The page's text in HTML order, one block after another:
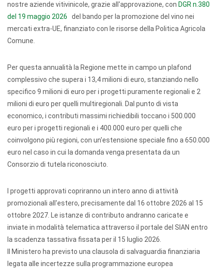
nostre aziende vitivinicole, grazie all'approvazione, con DGR n.380
del 19 maggio 2026
del bando per la promozione del vino nei
mercati extra-UE, finanziato con le risorse della Politica Agricola
Comune.
Per questa annualità la Regione mette in campo un plafond
complessivo che supera i 13,4 milioni di euro, stanziando nello
specifico 9 milioni di euro per i progetti puramente regionali e 2
milioni di euro per quelli multiregionali. Dal punto di vista
economico, i contributi massimi richiedibili toccano i 500.000
euro per i progetti regionali e i 400.000 euro per quelli che
coinvolgono più regioni, con un'estensione speciale fino a 650.000
euro nel caso in cui la domanda venga presentata da un
Consorzio di tutela riconosciuto.
I progetti approvati copriranno un intero anno di attività
promozionali all'estero, precisamente dal 16 ottobre 2026 al 15
ottobre 2027. Le istanze di contributo andranno caricate e
inviate in modalità telematica attraverso il portale del SIAN entro
la scadenza tassativa fissata per il 15 luglio 2026.
Il Ministero ha previsto una clausola di salvaguardia finanziaria
legata alle incertezze sulla programmazione europea